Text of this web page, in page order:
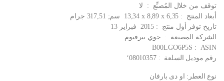
توقف من خلال المُصنِّع ‏ : ‎ لا
أبعاد المنتج ‏ : ‎ 13,34 x 8,89 x 6,35 سم; 317,51 جرام
تاريخ توفر أول منتج ‏ : ‎ 2015 فبراير 13
الشركة المصنعة ‏ : ‎ جوي بيرفيوم
ASIN ‏ : ‎ B00LGO6P5S
رقم موديل السلعة ‏ : ‎ ‘08010357
نوع العطر: او دى بارفان